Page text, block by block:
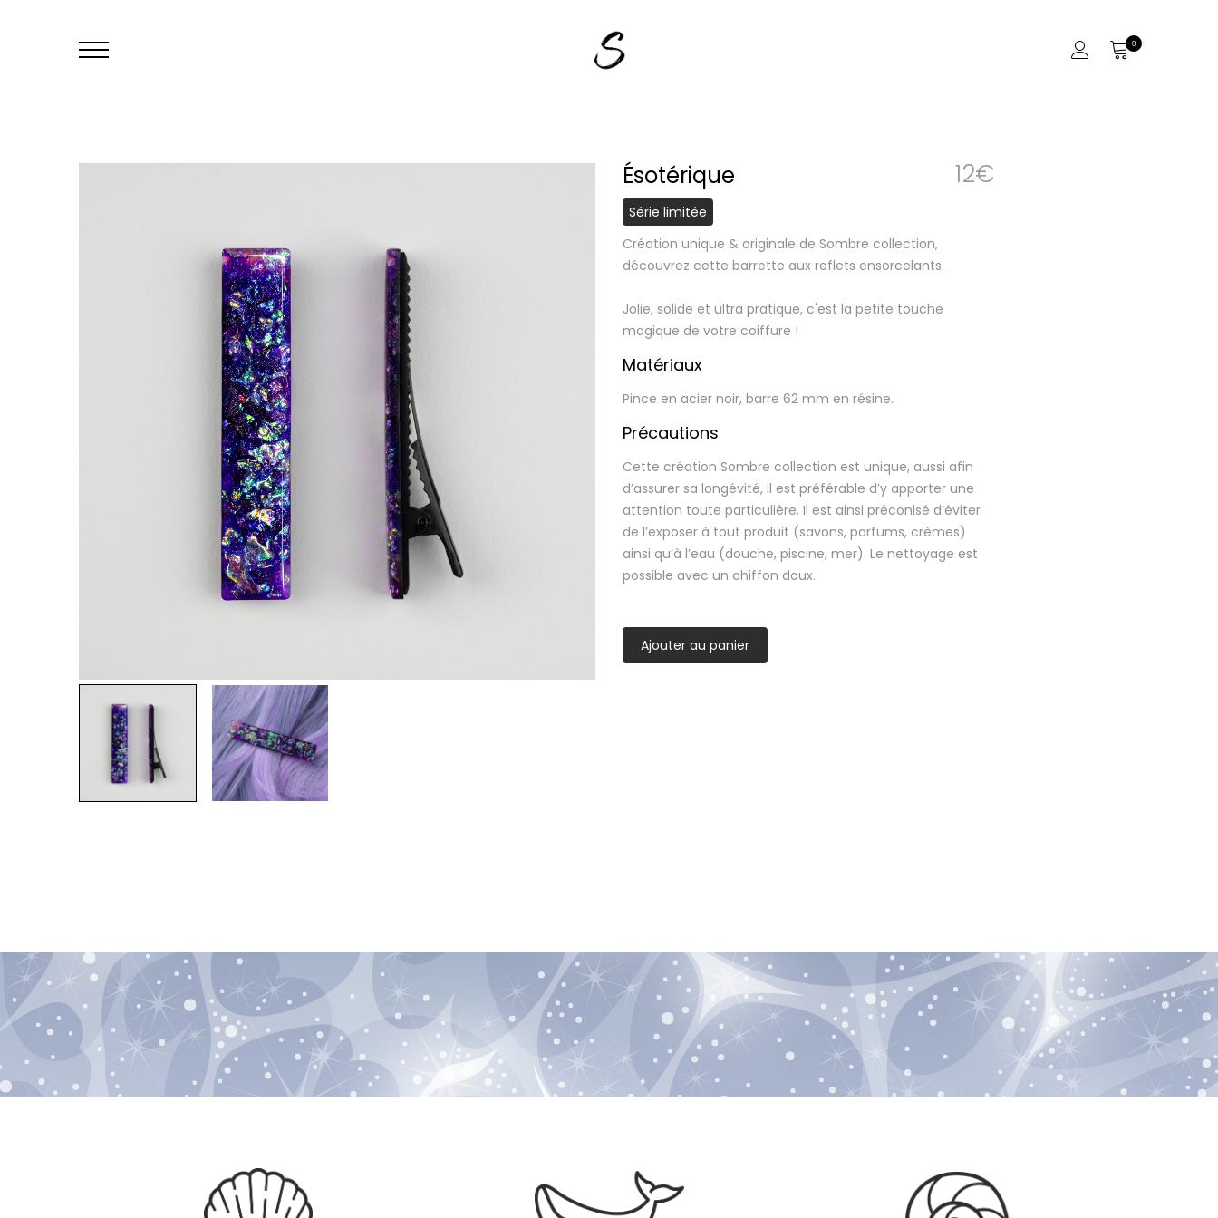
Primary
0
Ésotérique 12€
Série limitée
Création unique & originale de Sombre collection,
découvrez cette barrette aux reflets ensorcelants.
Jolie, solide et ultra pratique, c'est la petite touche
magique de votre coiffure !
Matériaux
Pince en acier noir, barre 62 mm en résine.
Précautions
Cette création Sombre collection est unique, aussi afin
d’assurer sa longévité, il est préférable d’y apporter une
attention toute particulière. Il est ainsi préconisé d’éviter
de l’exposer à tout produit (savons, parfums, crèmes)
ainsi qu’à l’eau (douche, piscine, mer). Le nettoyage est
possible avec un chiffon doux.
Ajouter au panier